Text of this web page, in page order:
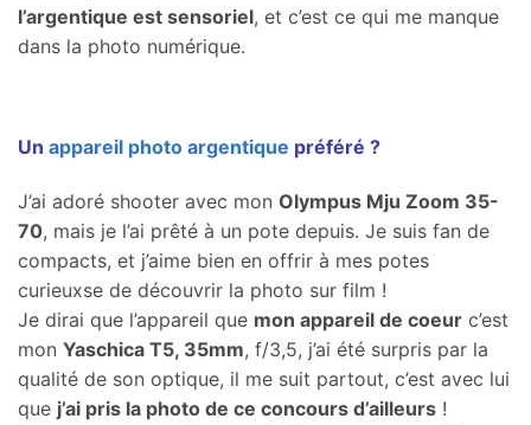
l’argentique est sensoriel, et c’est ce qui me manque
dans la photo numérique.
Un appareil photo argentique préféré ?
J’ai adoré shooter avec mon Olympus Mju Zoom 35-
70, mais je l’ai prêté à un pote depuis. Je suis fan de
compacts, et j’aime bien en offrir à mes potes
curieuxse de découvrir la photo sur film !
Je dirai que l’appareil que mon appareil de coeur c’est
mon Yaschica T5, 35mm, f/3,5, j’ai été surpris par la
qualité de son optique, il me suit partout, c’est avec lui
que j’ai pris la photo de ce concours d’ailleurs !